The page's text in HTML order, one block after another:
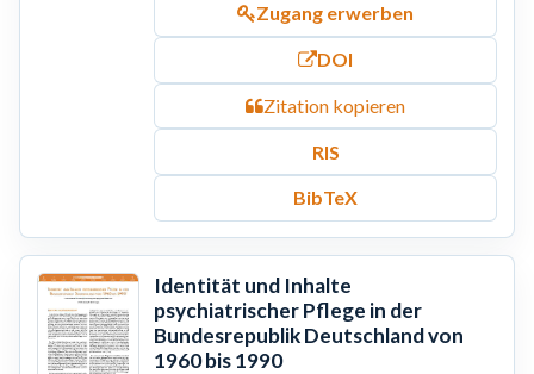
Zugang erwerben
DOI
Zitation kopieren
RIS
BibTeX
Identität und Inhalte
psychiatrischer Pflege in der
Bundesrepublik Deutschland von
1960 bis 1990